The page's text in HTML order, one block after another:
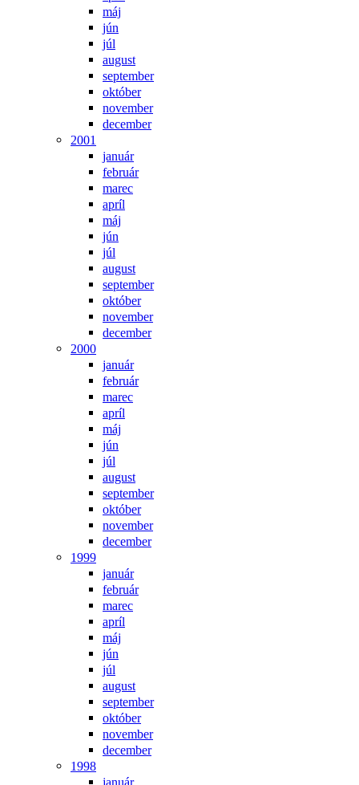
máj
jún
júl
august
september
október
november
december
2001
január
február
marec
apríl
máj
jún
júl
august
september
október
november
december
2000
január
február
marec
apríl
máj
jún
júl
august
september
október
november
december
1999
január
február
marec
apríl
máj
jún
júl
august
september
október
november
december
1998